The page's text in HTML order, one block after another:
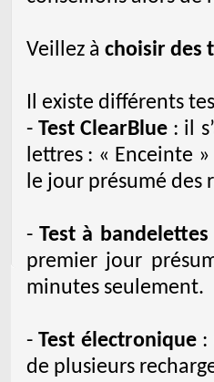
Veillez à choisir des
Il existe différents
- Test ClearBlue: il
lettres : « Enceinte
le jour présumé des
- Test à bandelettes
premier jour
minutes seulement.
-Test électronique:
de plusieurs